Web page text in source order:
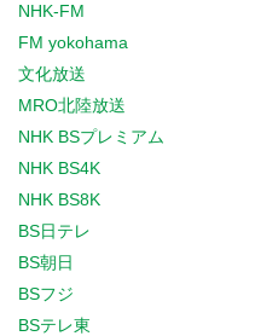
NHK-FM
FM yokohama
文化放送
MRO北陸放送
NHK BSプレミアム
NHK BS4K
NHK BS8K
BS日テレ
BS朝日
BSフジ
BSテレ東